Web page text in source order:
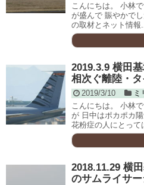
こんにちは。 小林
が盛んで 賑やかで
の取材とネット情報...
2019.3.9 横田
相次ぐ離陸・
2019/3/10
ミ
こんにちは。 小林
が 日中はポカポカ
花粉症の人にとって
2018.11.29 横
のサムライサ